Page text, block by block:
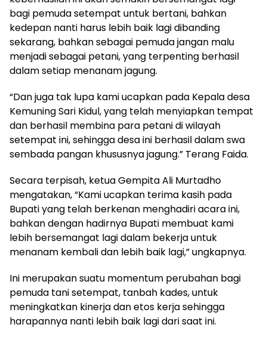
bagi pemuda setempat untuk bertani, bahkan
kedepan nanti harus lebih baik lagi dibanding
sekarang, bahkan sebagai pemuda jangan malu
menjadi sebagai petani, yang terpenting berhasil
dalam setiap menanam jagung.
“Dan juga tak lupa kami ucapkan pada Kepala desa
Kemuning Sari Kidul, yang telah menyiapkan tempat
dan berhasil membina para petani di wilayah
setempat ini, sehingga desa ini berhasil dalam swa
sembada pangan khususnya jagung.” Terang Faida.
Secara terpisah, ketua Gempita Ali Murtadho
mengatakan, “Kami ucapkan terima kasih pada
Bupati yang telah berkenan menghadiri acara ini,
bahkan dengan hadirnya Bupati membuat kami
lebih bersemangat lagi dalam bekerja untuk
menanam kembali dan lebih baik lagi,” ungkapnya.
Ini merupakan suatu momentum perubahan bagi
pemuda tani setempat, tanbah kades, untuk
meningkatkan kinerja dan etos kerja sehingga
harapannya nanti lebih baik lagi dari saat ini.